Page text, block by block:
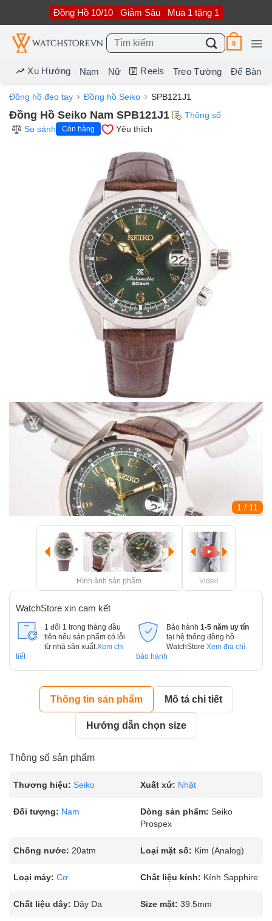
nội
dung
Đồng Hồ 10/10 Giảm Sâu Mua 1 tặng 1
Tìm
kiếm:
0
Xu Hướng Nam Nữ Reels Treo Tường Để Bàn
Đồng hồ đeo tay Đồng hồ Seiko SPB121J1
Đồng Hồ Seiko Nam SPB121J1
Thông số
So sánh
Còn hàng Yêu thích
1 / 11
Hình ảnh sản phẩm Video
WatchStore xin cam kết
1 đổi 1 trong tháng đầu
tiên nếu sản phẩm có lỗi
từ nhà sản xuất. Xem chi
tiết
Bảo hành 1-5 năm uy tín
tại hệ thống đồng hồ
WatchStore Xem địa chỉ
bảo hành
Thông tin sản phẩm Mô tả chi tiết
Hướng dẫn chọn size
Thông số sản phẩm
Thương hiệu: Seiko Xuất xứ: Nhật
Đối tượng: Nam Dòng sản phẩm: Seiko
Prospex
Chống nước: 20atm Loại mặt số: Kim (Analog)
Loại máy: Cơ Chất liệu kính: Kính Sapphire
Chất liệu dây: Dây Da Size mặt: 39.5mm